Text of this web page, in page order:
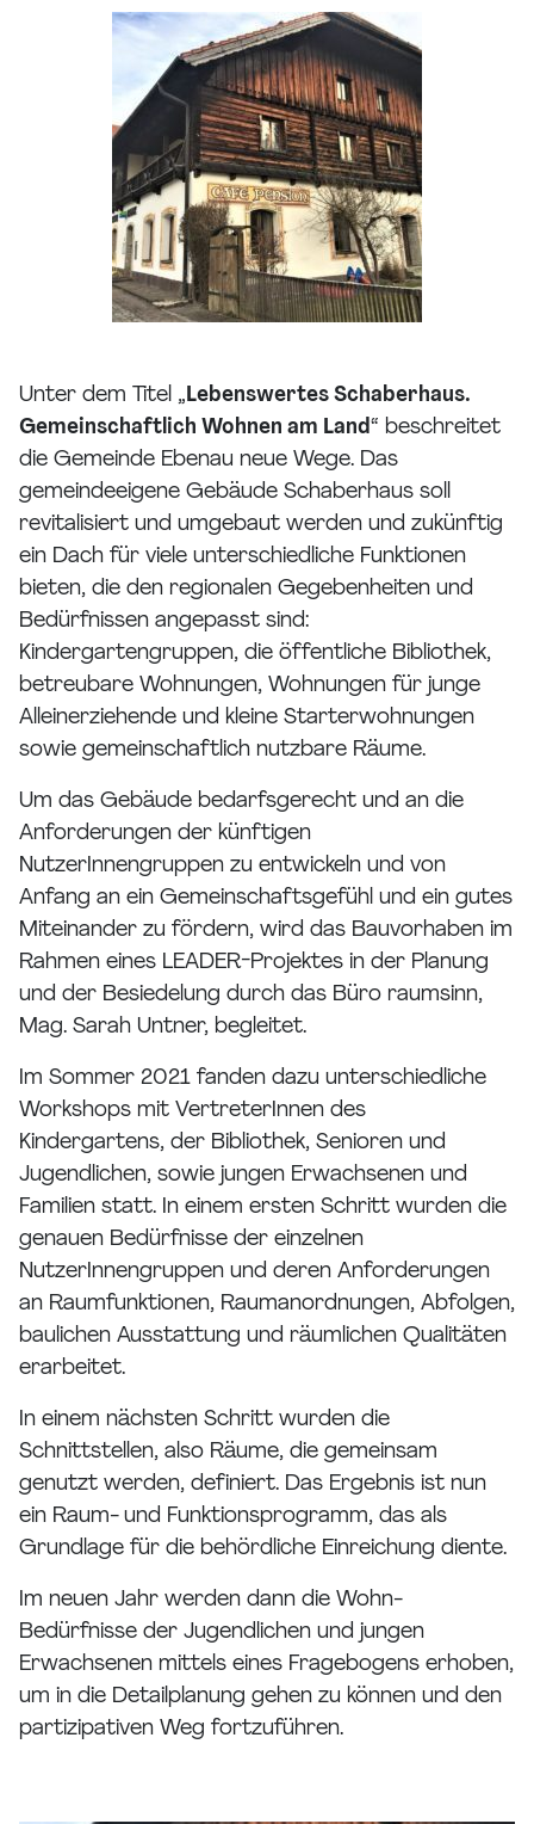
Unter dem Titel „Lebenswertes Schaberhaus.
Gemeinschaftlich Wohnen am Land“ beschreitet
die Gemeinde Ebenau neue Wege. Das
gemeindeeigene Gebäude Schaberhaus soll
revitalisiert und umgebaut werden und zukünftig
ein Dach für viele unterschiedliche Funktionen
bieten, die den regionalen Gegebenheiten und
Bedürfnissen angepasst sind:
Kindergartengruppen, die öffentliche Bibliothek,
betreubare Wohnungen, Wohnungen für junge
Alleinerziehende und kleine Starterwohnungen
sowie gemeinschaftlich nutzbare Räume.
Um das Gebäude bedarfsgerecht und an die
Anforderungen der künftigen
NutzerInnengruppen zu entwickeln und von
Anfang an ein Gemeinschaftsgefühl und ein gutes
Miteinander zu fördern, wird das Bauvorhaben im
Rahmen eines LEADER-Projektes in der Planung
und der Besiedelung durch das Büro raumsinn,
Mag. Sarah Untner, begleitet.
Im Sommer 2021 fanden dazu unterschiedliche
Workshops mit VertreterInnen des
Kindergartens, der Bibliothek, Senioren und
Jugendlichen, sowie jungen Erwachsenen und
Familien statt. In einem ersten Schritt wurden die
genauen Bedürfnisse der einzelnen
NutzerInnengruppen und deren Anforderungen
an Raumfunktionen, Raumanordnungen, Abfolgen,
baulichen Ausstattung und räumlichen Qualitäten
erarbeitet.
In einem nächsten Schritt wurden die
Schnittstellen, also Räume, die gemeinsam
genutzt werden, definiert. Das Ergebnis ist nun
ein Raum- und Funktionsprogramm, das als
Grundlage für die behördliche Einreichung diente.
Im neuen Jahr werden dann die Wohn-
Bedürfnisse der Jugendlichen und jungen
Erwachsenen mittels eines Fragebogens erhoben,
um in die Detailplanung gehen zu können und den
partizipativen Weg fortzuführen.